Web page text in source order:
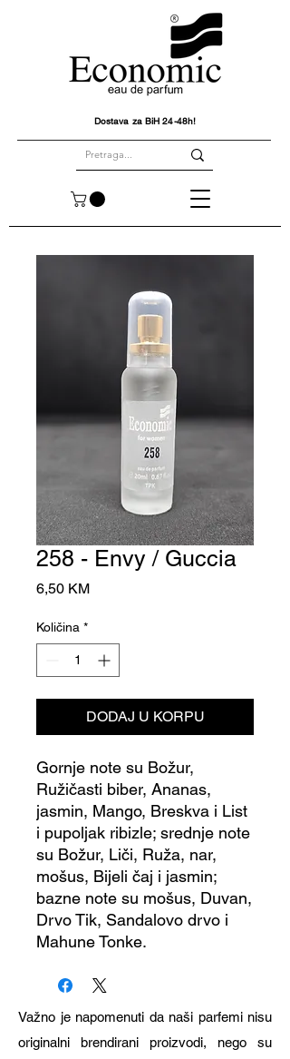
Dostava za BiH 24-48h!
258 - Envy / Guccia
6,50 KMCijena
Količina *
DODAJ U KORPU
Gornje note su Božur,
Ružičasti biber, Ananas,
jasmin, Mango, Breskva i List
i pupoljak ribizle; srednje note
su Božur, Liči, Ruža, nar,
mošus, Bijeli čaj i jasmin;
bazne note su mošus, Duvan,
Drvo Tik, Sandalovo drvo i
Mahune Tonke.
Važno je napomenuti da naši parfemi nisu
originalni brendirani proizvodi, nego su